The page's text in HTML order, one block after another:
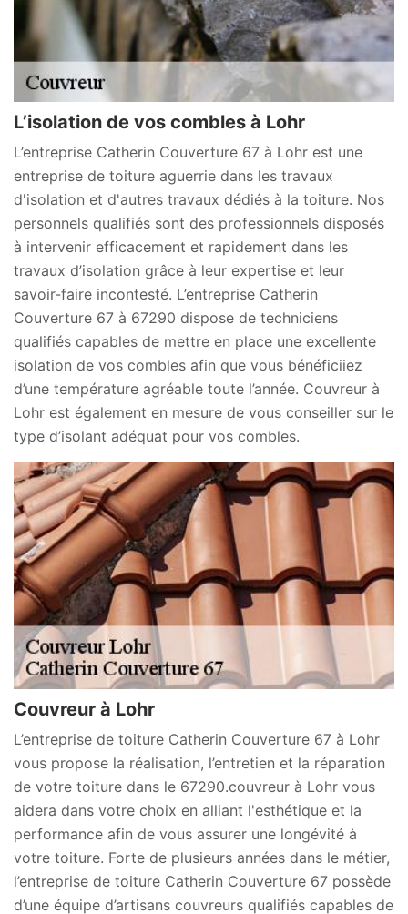
L’isolation de vos combles à Lohr
L’entreprise Catherin Couverture 67 à Lohr est une
entreprise de toiture aguerrie dans les travaux
d'isolation et d'autres travaux dédiés à la toiture. Nos
personnels qualifiés sont des professionnels disposés
à intervenir efficacement et rapidement dans les
travaux d’isolation grâce à leur expertise et leur
savoir-faire incontesté. L’entreprise Catherin
Couverture 67 à 67290 dispose de techniciens
qualifiés capables de mettre en place une excellente
isolation de vos combles afin que vous bénéficiiez
d’une température agréable toute l’année. Couvreur à
Lohr est également en mesure de vous conseiller sur le
type d’isolant adéquat pour vos combles.
Couvreur à Lohr
L’entreprise de toiture Catherin Couverture 67 à Lohr
vous propose la réalisation, l’entretien et la réparation
de votre toiture dans le 67290.couvreur à Lohr vous
aidera dans votre choix en alliant l'esthétique et la
performance afin de vous assurer une longévité à
votre toiture. Forte de plusieurs années dans le métier,
l’entreprise de toiture Catherin Couverture 67 possède
d’une équipe d’artisans couvreurs qualifiés capables de